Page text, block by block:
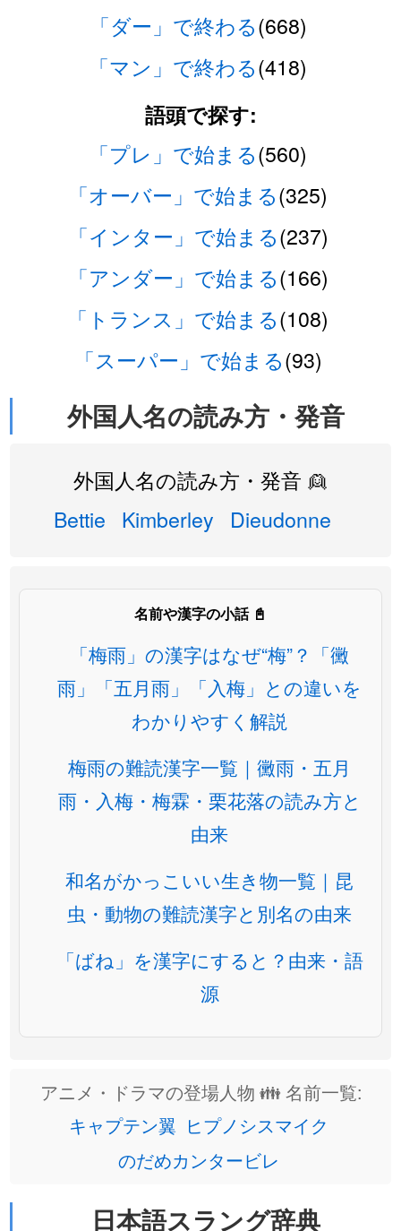
「ダー」で終わる(668)
「マン」で終わる(418)
語頭で探す:
「プレ」で始まる(560)
「オーバー」で始まる(325)
「インター」で始まる(237)
「アンダー」で始まる(166)
「トランス」で始まる(108)
「スーパー」で始まる(93)
外国人名の読み方・発音
外国人名の読み方・発音 👱
Bettie Kimberley Dieudonne
名前や漢字の小話 📓
「梅雨」の漢字はなぜ“梅”？「黴
雨」「五月雨」「入梅」との違いを
わかりやすく解説
梅雨の難読漢字一覧｜黴雨・五月
雨・入梅・梅霖・栗花落の読み方と
由来
和名がかっこいい生き物一覧｜昆
虫・動物の難読漢字と別名の由来
「ばね」を漢字にすると？由来・語
源
アニメ・ドラマの登場人物 👪 名前一覧:
キャプテン翼 ヒプノシスマイク
のだめカンタービレ
日本語スラング辞典